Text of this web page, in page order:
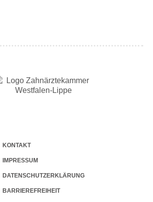
KONTAKT
IMPRESSUM
DATENSCHUTZERKLÄRUNG
BARRIERE­FREIHEIT